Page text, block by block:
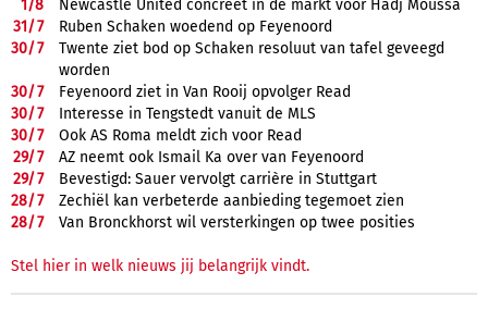
1/8
Newcastle United concreet in de markt voor Hadj Moussa
31/7
Ruben Schaken woedend op Feyenoord
30/7
Twente ziet bod op Schaken resoluut van tafel geveegd
worden
30/7
Feyenoord ziet in Van Rooij opvolger Read
30/7
Interesse in Tengstedt vanuit de MLS
30/7
Ook AS Roma meldt zich voor Read
29/7
AZ neemt ook Ismail Ka over van Feyenoord
29/7
Bevestigd: Sauer vervolgt carrière in Stuttgart
28/7
Zechiël kan verbeterde aanbieding tegemoet zien
28/7 Van Bronckhorst wil versterkingen op twee posities
Stel hier in welk nieuws jij belangrijk vindt.